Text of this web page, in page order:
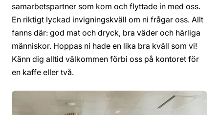
samarbetspartner som kom och flyttade in med oss.
En riktigt lyckad invigningskväll om ni frågar oss. Allt
fanns där: god mat och dryck, bra väder och härliga
människor. Hoppas ni hade en lika bra kväll som vi!
Känn dig alltid välkommen förbi oss på kontoret för
en kaffe eller två.